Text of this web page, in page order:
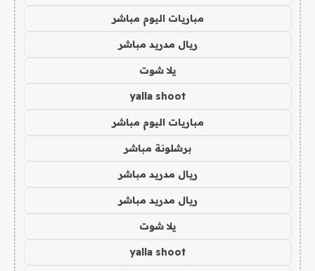
مباريات اليوم مباشر
ريال مدريد مباشر
يلا شوت
yalla shoot
مباريات اليوم مباشر
برشلونة مباشر
ريال مدريد مباشر
ريال مدريد مباشر
يلا شوت
yalla shoot